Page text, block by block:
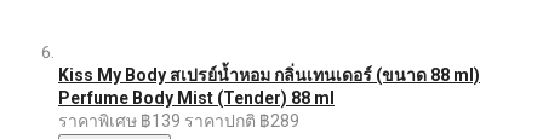
Kiss My Body สเปรย์น้ำหอม กลิ่นเทนเดอร์ (ขนาด 88 ml)
Perfume Body Mist (Tender) 88 ml
ราคาพิเศษ ฿139 ราคาปกติ ฿289